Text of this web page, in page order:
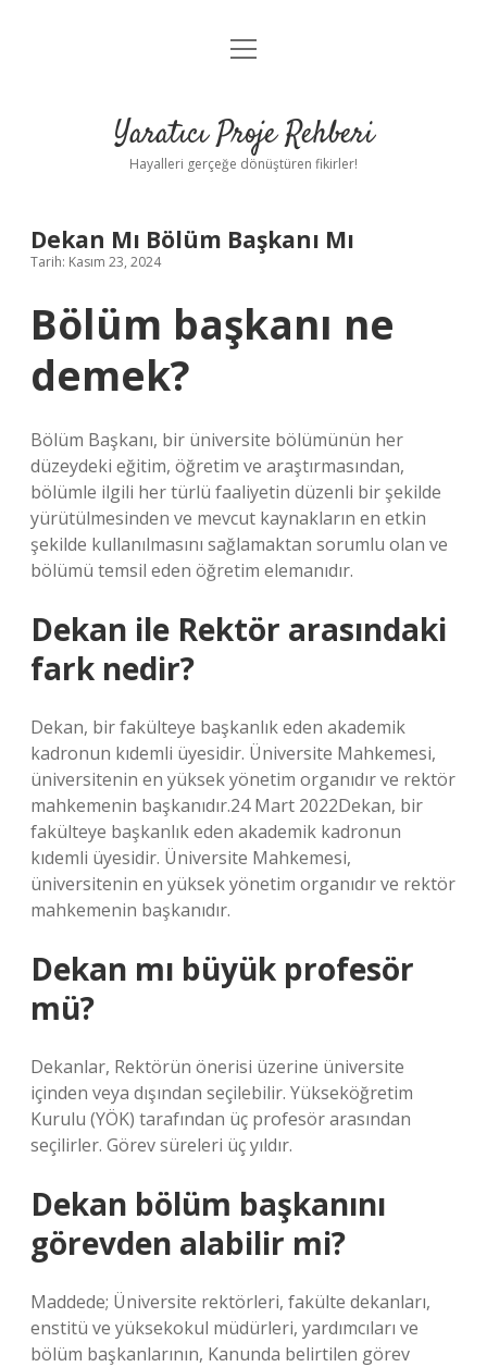
Anasayfa
Yasal Uyarı
menüyü
Yaratıcı Proje Rehberi
Hayalleri gerçeğe dönüştüren fikirler!
Dekan Mı Bölüm Başkanı Mı
Tarih: Kasım 23, 2024
Bölüm başkanı ne
demek?
Bölüm Başkanı, bir üniversite bölümünün her
düzeydeki eğitim, öğretim ve araştırmasından,
bölümle ilgili her türlü faaliyetin düzenli bir şekilde
yürütülmesinden ve mevcut kaynakların en etkin
şekilde kullanılmasını sağlamaktan sorumlu olan ve
bölümü temsil eden öğretim elemanıdır.
Dekan ile Rektör arasındaki
fark nedir?
Dekan, bir fakülteye başkanlık eden akademik
kadronun kıdemli üyesidir. Üniversite Mahkemesi,
üniversitenin en yüksek yönetim organıdır ve rektör
mahkemenin başkanıdır.24 Mart 2022Dekan, bir
fakülteye başkanlık eden akademik kadronun
kıdemli üyesidir. Üniversite Mahkemesi,
üniversitenin en yüksek yönetim organıdır ve rektör
mahkemenin başkanıdır.
Dekan mı büyük profesör
mü?
Dekanlar, Rektörün önerisi üzerine üniversite
içinden veya dışından seçilebilir. Yükseköğretim
Kurulu (YÖK) tarafından üç profesör arasından
seçilirler. Görev süreleri üç yıldır.
Dekan bölüm başkanını
görevden alabilir mi?
Maddede; Üniversite rektörleri, fakülte dekanları,
enstitü ve yüksekokul müdürleri, yardımcıları ve
bölüm başkanlarının, Kanunda belirtilen görev